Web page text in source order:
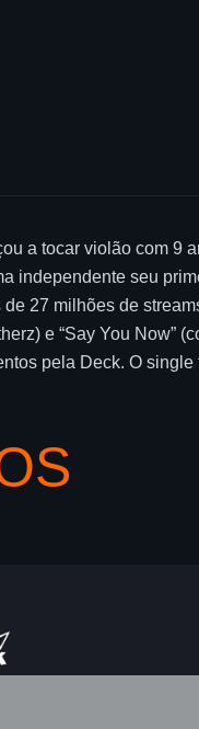
a tocar violão com 9
independente seu
27 milhões de
e “Say You Now”
pela Deck. O single